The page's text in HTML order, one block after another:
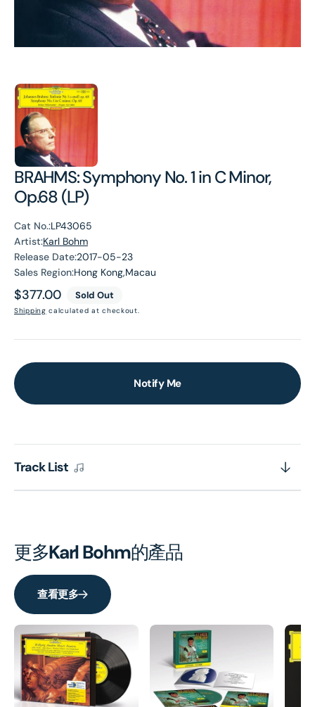
BRAHMS: Symphony No. 1 in C Minor,
Op.68 (LP)
Cat No.:LP43065
Artist:Karl Bohm
Release Date:2017-05-23
Sales Region:Hong Kong,Macau
Regular
price
$377.00 Sold Out
Shipping calculated at checkout.
Notify Me
Track List
更多Karl Bohm的產品
查看更多